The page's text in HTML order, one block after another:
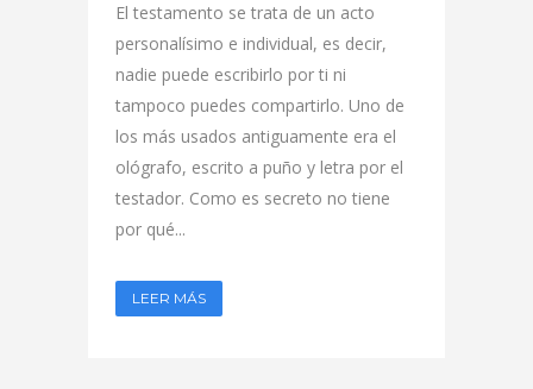
El testamento se trata de un acto
personalísimo e individual, es decir,
nadie puede escribirlo por ti ni
tampoco puedes compartirlo. Uno de
los más usados antiguamente era el
ológrafo, escrito a puño y letra por el
testador. Como es secreto no tiene
por qué...
LEER MÁS